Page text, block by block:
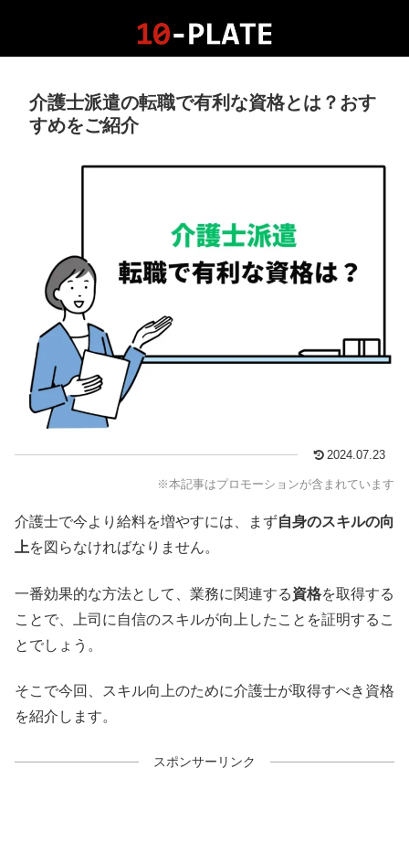
介護士派遣の転職で有利な資格とは？おす
すめをご紹介
2024.07.23
※本記事はプロモーションが含まれています
介護士で今より給料を増やすには、まず自身のスキルの向
上を図らなければなりません。
一番効果的な方法として、業務に関連する資格を取得する
ことで、上司に自信のスキルが向上したことを証明するこ
とでしょう。
そこで今回、スキル向上のために介護士が取得すべき資格
を紹介します。
スポンサーリンク